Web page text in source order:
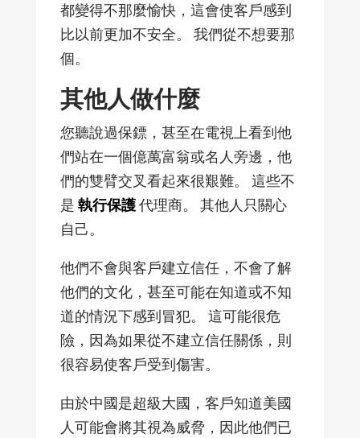
都變得不那麼愉快，這會使客戶感到
比以前更加不安全。 我們從不想要那
個。
其他人做什麼
您聽說過保鏢，甚至在電視上看到他
們站在一個億萬富翁或名人旁邊，他
們的雙臂交叉看起來很艱難。 這些不
是 執行保護代理商。 其他人只關心
自己。
他們不會與客戶建立信任，不會了解
他們的文化，甚至可能在知道或不知
道的情況下感到冒犯。 這可能很危
險，因為如果從不建立信任關係，則
很容易使客戶受到傷害。
由於中國是超級大國，客戶知道美國
人可能會將其視為威脅，因此他們已